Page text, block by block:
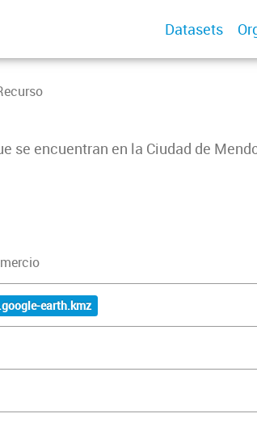
Datasets
se encuentran en la Ciudad de
earth.kmz